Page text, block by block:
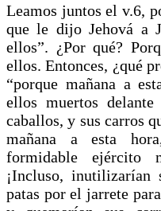
Leamos juntos el v.6,
que le dijo Jehová a
ellos”. ¿Por qué?
ellos. Entonces, ¿qué
“porque mañana a
ellos muertos
caballos, y sus carros
mañana a esta
formidable ejército
¡Incluso, inutilizarían
patas por el jarrete